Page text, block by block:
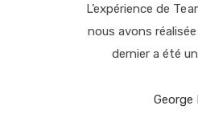
L’expérience de
nous avons
dernier a été
George